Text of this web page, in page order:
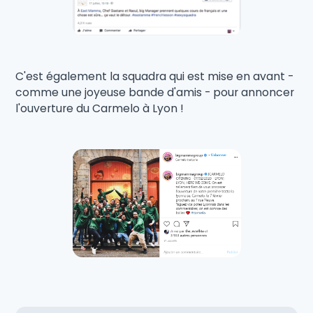
C'est également la squadra qui est mise en avant -
comme une joyeuse bande d'amis - pour annoncer
l'ouverture du Carmelo à Lyon !